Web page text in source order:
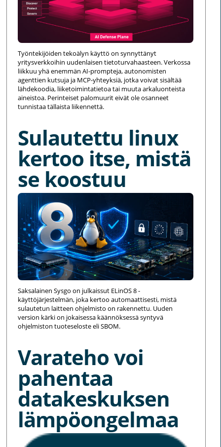
Työntekijöiden tekoälyn käyttö on synnyttänyt
yritysverkkoihin uudenlaisen tietoturvahaasteen. Verkossa
liikkuu yhä enemmän AI-prompteja, autonomisten
agenttien kutsuja ja MCP-yhteyksiä, jotka voivat sisältää
lähdekoodia, liiketoimintatietoa tai muuta arkaluonteista
aineistoa. Perinteiset palomuurit eivät ole osanneet
tunnistaa tällaista liikennettä.
Sulautettu linux
kertoo itse, mistä
se koostuu
Saksalainen Sysgo on julkaissut ELinOS 8 -
käyttöjärjestelmän, joka kertoo automaattisesti, mistä
sulautetun laitteen ohjelmisto on rakennettu. Uuden
version kärki on jokaisessa käännöksessä syntyvä
ohjelmiston tuoteseloste eli SBOM.
Varateho voi
pahentaa
datakeskuksen
lämpöongelmaa